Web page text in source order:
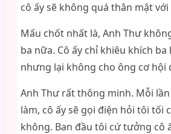
cô ấy sẽ không quá thân mật với
Mấu chốt nhất là, Anh Thư
ba nữa. Cô ấy chỉ khiêu khích ba
nhưng lại không cho ông cơ hội
Anh Thư rất thông minh. Mỗi
làm, cô ấy sẽ gọi điện hỏi tôi tối
không. Ban đầu tôi cứ tưởng cô